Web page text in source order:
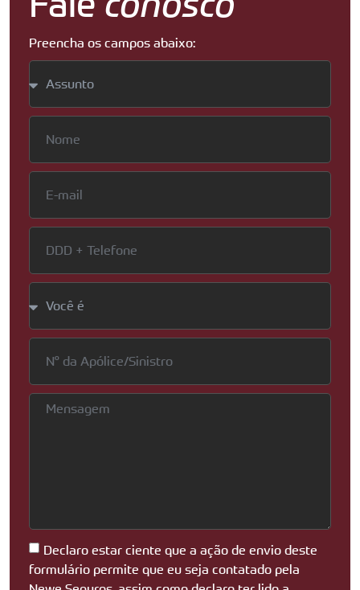
Preencha os campos abaixo:
Declaro estar ciente que a ação de envio deste
formulário permite que eu seja contatado pela